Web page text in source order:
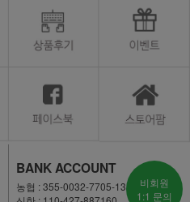
BANK ACCOUNT
농협 : 355-0032-7705-13
비회원
1:1 문의